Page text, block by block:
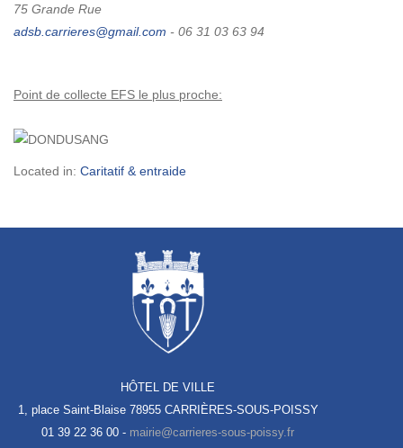
75 Grande Rue
- 06 31 03 63 94
Point de collecte EFS le plus proche:
Located in: Caritatif & entraide
HÔTEL DE VILLE
1, place Saint-Blaise 78955 CARRIÈRES-SOUS-POISSY
01 39 22 36 00 -